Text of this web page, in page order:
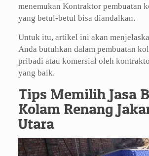
menemukan Kontraktor pembuatan
yang betul-betul bisa diandalkan.
Untuk itu, artikel ini akan
Anda butuhkan dalam pembuatan
pribadi atau komersial oleh
yang baik.
Tips Memilih Jasa
Kolam Renang
Utara